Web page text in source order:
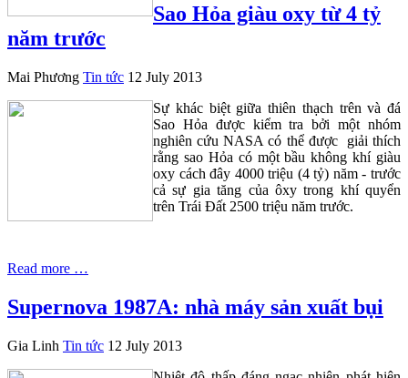
Sao Hỏa giàu oxy từ 4 tỷ
năm trước
Mai Phương Tin tức 12 July 2013
Sự khác biệt giữa thiên thạch trên và đá
Sao Hỏa được kiểm tra bởi một nhóm
nghiên cứu NASA có thể được giải thích
rằng sao Hỏa có một bầu không khí giàu
oxy cách đây 4000 triệu (4 tỷ) năm - trước
cả sự gia tăng của ôxy trong khí quyển
trên Trái Đất 2500 triệu năm trước.
Read more …
Supernova 1987A: nhà máy sản xuất bụi
Gia Linh Tin tức 12 July 2013